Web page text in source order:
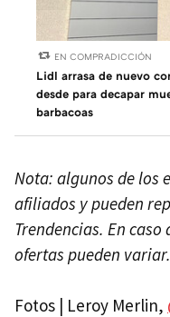
EN COMPRADICCIÓN
Lidl arrasa de nuevo
desde para decapar
barbacoas
Nota: algunos de los
afiliados y pueden
Trendencias. En
ofertas pueden variar.
Fotos | Leroy Merlin,